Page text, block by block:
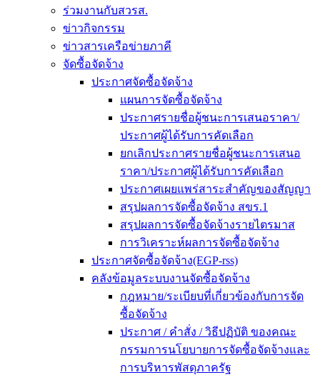
ร่วมงานกับสวรส.
ข่าวกิจกรรม
ข่าวสารเครือข่ายภาคี
จัดซื้อจัดจ้าง
ประกาศจัดซื้อจัดจ้าง
แผนการจัดซื้อจัดจ้าง
ประกาศรายชื่อผู้ชนะการเสนอราคา/
ประกาศผู้ได้รับการคัดเลือก
ยกเลิกประกาศรายชื่อผู้ชนะการเสนอ
ราคา/ประกาศผู้ได้รับการคัดเลือก
ประกาศเผยแพร่สาระสำคัญของสัญญา
สรุปผลการจัดซื้อจัดจ้าง สขร.1
สรุปผลการจัดซื้อจัดจ้างรายไตรมาส
การวิเคราะห์ผลการจัดซื้อจัดจ้าง
ประกาศจัดซื้อจัดจ้าง(EGP-rss)
คลังข้อมูลระบบงานจัดซื้อจัดจ้าง
กฎหมาย/ระเบียบที่เกี่ยวข้องกับการจัด
ซื้อจัดจ้าง
ประกาศ / คำสั่ง / วิธีปฏิบัติ ของคณะ
กรรมการนโยบายการจัดซื้อจัดจ้างและ
การบริหารพัสดุภาครัฐ